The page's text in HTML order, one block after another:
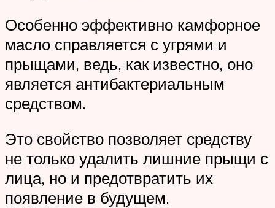
Особенно эффективно камфорное
масло справляется с угрями и
прыщами, ведь, как известно, оно
является антибактериальным
средством.
Это свойство позволяет средству
не только удалить лишние прыщи с
лица, но и предотвратить их
появление в будущем.